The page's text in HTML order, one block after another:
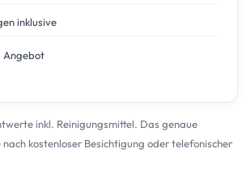
inklusive
Angebot
inkl. Reinigungsmittel. Das genaue
kostenloser Besichtigung oder telefonischer